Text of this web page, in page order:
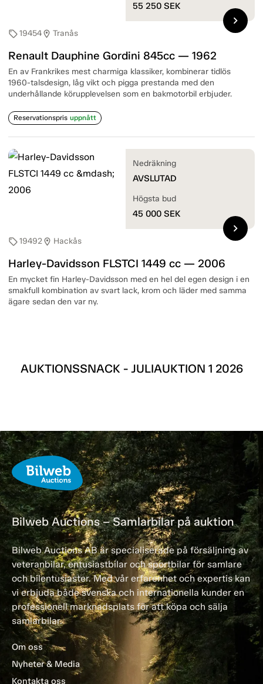
sell19454location_on Tranås
Renault Dauphine Gordini 845cc — 1962
En av Frankrikes mest charmiga klassiker, kombinerar tidlös
1960-talsdesign, låg vikt och pigga prestanda med den
underhållande körupplevelsen som en bakmotorbil erbjuder.
Reservationspris uppnått
55 250 SEK
chevron_right
sell19492location_on Hackås
Harley-Davidsson FLSTCI 1449 cc — 2006
En mycket fin Harley-Davidsson med en hel del egen design i en
smakfull kombination av svart lack, krom och läder med samma
ägare sedan den var ny.
Nedräkning
AVSLUTAD
Högsta bud
45 000 SEK
chevron_right
AUKTIONSSNACK - JULIAUKTION 1 2026
Bilweb Auctions – Samlarbilar på auktion
Bilweb Auctions AB är specialiserade på försäljning av
veteranbilar, entusiastbilar och sportbilar för samlare
och bilentusiaster. Med vår erfarenhet och expertis kan
vi erbjuda både svenska och internationella kunder en
professionell marknadsplats för att köpa och sälja
samlarbilar.
Om oss
Nyheter & Media
Kontakta oss